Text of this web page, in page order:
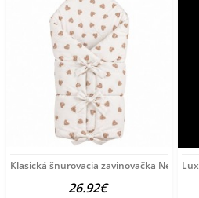
Klasická šnurovacia zavinovačka New
26.92€